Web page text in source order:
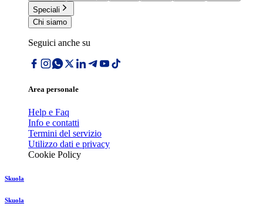
Speciali
Chi siamo
Seguici anche su
Area personale
Help e Faq
Info e contatti
Termini del servizio
Utilizzo dati e privacy
Cookie Policy
Skuola
Skuola